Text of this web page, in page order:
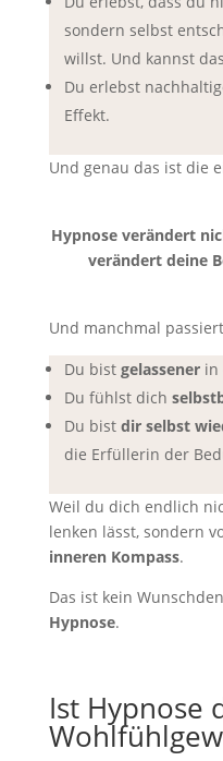
sondern selbst
willst. Und kannst
Du erlebst
Effekt.
Und genau das ist die
Hypnose verändert
verändert deine
Und manchmal
Du bist gelassenerin
Du fühlst dich
Du bist dir selbst
die Erfüllerin der
Weil du dich endlich
lenken lässt, sondern
inneren Kompass.
Das ist kein
Hypnose.
Ist Hypnose